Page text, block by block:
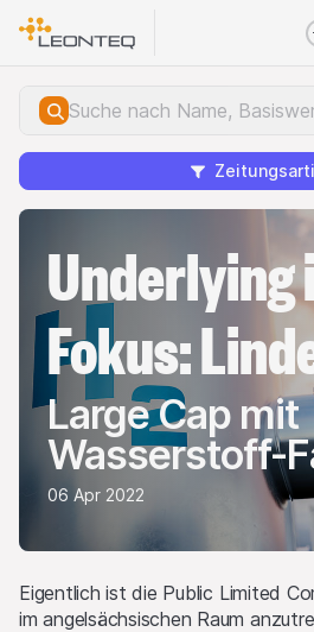
Underlying
Fokus:
Large Cap mit
Wasserstoff-
06 Apr 2022
Eigentlich ist die Public Limited
im angelsächsischen Raum